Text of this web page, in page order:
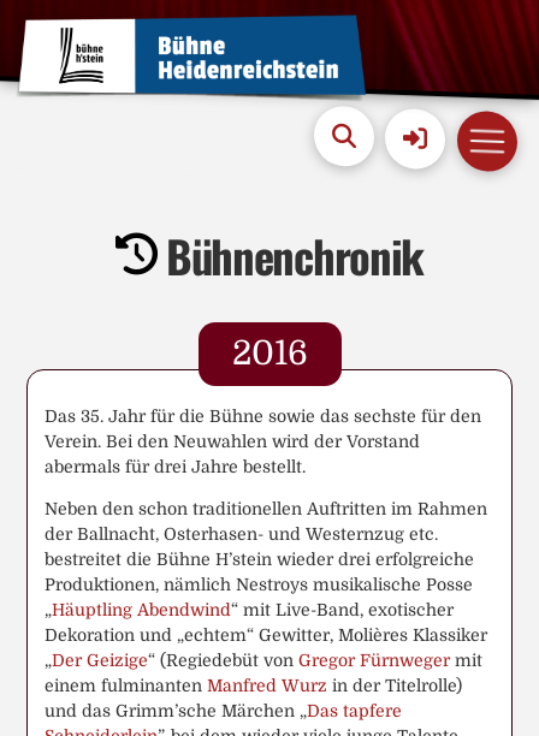
Bühnenchronik
2016
Das 35. Jahr für die Bühne sowie das sechste für den
Verein. Bei den Neuwahlen wird der Vorstand
abermals für drei Jahre bestellt.
Neben den schon traditionellen Auftritten im Rahmen
der Ballnacht, Osterhasen- und Westernzug etc.
bestreitet die Bühne H’stein wieder drei erfolgreiche
Produktionen, nämlich Nestroys musikalische Posse
„Häuptling Abendwind“ mit Live-Band, exotischer
Dekoration und „echtem“ Gewitter, Molières Klassiker
„Der Geizige“ (Regiedebüt vonGregor Fürnwegermit
einem fulminantenManfred Wurz in der Titelrolle)
und das Grimm’sche Märchen „Das tapfere